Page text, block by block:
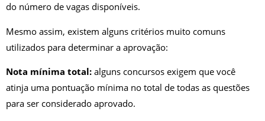
do número de vagas disponíveis.
Mesmo assim, existem alguns critérios muito comuns
utilizados para determinar a aprovação:
Nota mínima total: alguns concursos exigem que você
atinja uma pontuação mínima no total de todas as questões
para ser considerado aprovado.